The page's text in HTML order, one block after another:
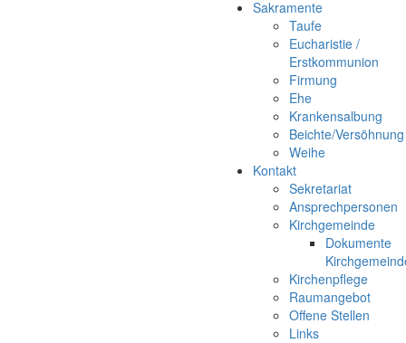
Sakramente
Taufe
Eucharistie /
Erstkommunion
Firmung
Ehe
Krankensalbung
Beichte/Versöhnung
Weihe
Kontakt
Sekretariat
Ansprechpersonen
Kirchgemeinde
Dokumente
Kirchenpflege
Raumangebot
Offene Stellen
Links